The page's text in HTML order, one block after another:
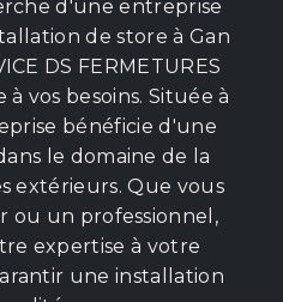
d'une entreprise
de store à Gan
DS FERMETURES
vos besoins. Située à
bénéficie d'une
le domaine de la
extérieurs. Que vous
ou un professionnel,
expertise à votre
une installation